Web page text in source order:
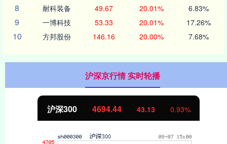
8 耐科装备 49.67 20.01% 6.83%
9 一博科技 53.33 20.01% 17.26%
10 方邦股份 146.16 20.00% 7.68%
沪深京行情 实时轮播
沪深300 4694.44 43.13 0.93%